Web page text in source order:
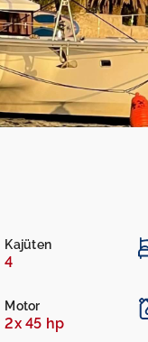
Kajüten
4
Motor
2x 45 hp